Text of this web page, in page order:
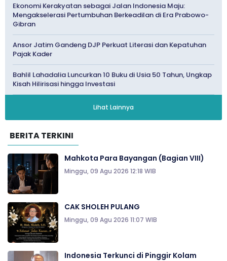
Ekonomi Kerakyatan sebagai Jalan Indonesia Maju:
Mengakselerasi Pertumbuhan Berkeadilan di Era Prabowo-
Gibran
Ansor Jatim Gandeng DJP Perkuat Literasi dan Kepatuhan
Pajak Kader
Bahlil Lahadalia Luncurkan 10 Buku di Usia 50 Tahun, Ungkap
Kisah Hilirisasi hingga Investasi
Lihat Lainnya
BERITA TERKINI
Mahkota Para Bayangan (Bagian VIII)
Minggu, 09 Agu 2026 12:18 WIB
CAK SHOLEH PULANG
Minggu, 09 Agu 2026 11:07 WIB
Indonesia Terkunci di Pinggir Kolam